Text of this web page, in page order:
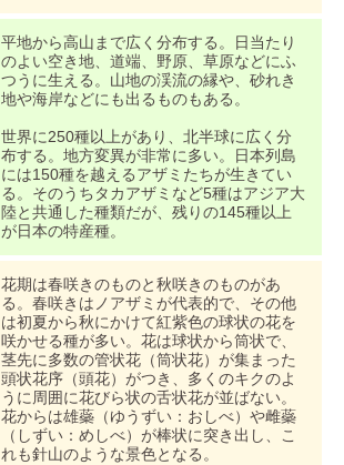
平地から高山まで広く分布する。日当たり
のよい空き地、道端、野原、草原などにふ
つうに生える。山地の渓流の縁や、砂れき
地や海岸などにも出るものもある。
世界に250種以上があり、北半球に広く分
布する。地方変異が非常に多い。日本列島
には150種を越えるアザミたちが生きてい
る。そのうちタカアザミなど5種はアジア大
陸と共通した種類だが、残りの145種以上
が日本の特産種。
花期は春咲きのものと秋咲きのものがあ
る。春咲きはノアザミが代表的で、その他
は初夏から秋にかけて紅紫色の球状の花を
咲かせる種が多い。花は球状から筒状で、
茎先に多数の管状花（筒状花）が集まった
頭状花序（頭花）がつき、多くのキクのよ
うに周囲に花びら状の舌状花が並ばない。
花からは雄蘂（ゆうずい：おしべ）や雌蘂
（しずい：めしべ）が棒状に突き出し、こ
れも針山のような景色となる。